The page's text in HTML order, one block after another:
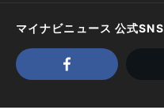
マイナビニュース 公式SNS